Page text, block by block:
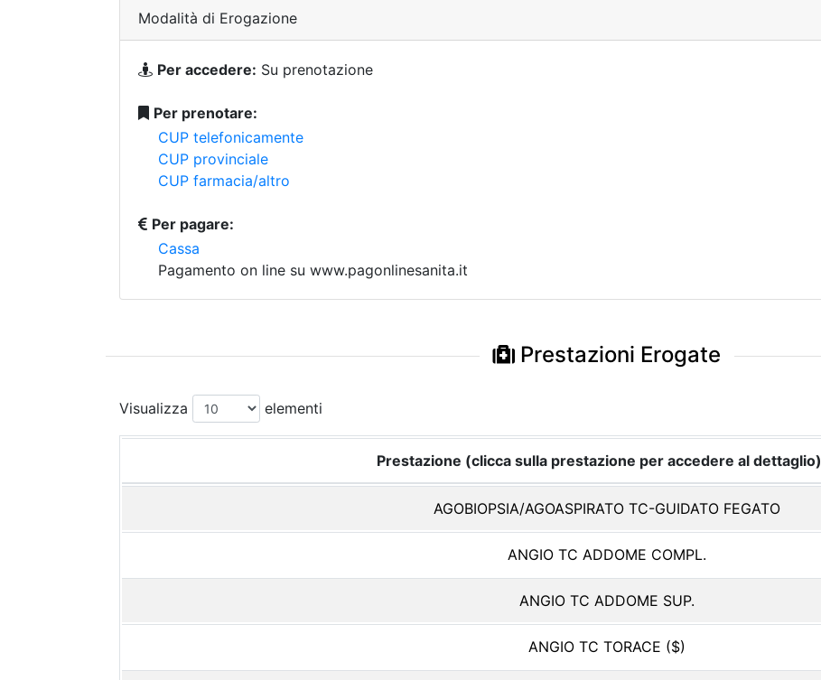
Modalità di Erogazione
Per accedere: Su prenotazione
Per prenotare:
CUP telefonicamente
CUP provinciale
CUP farmacia/altro
Per pagare:
Cassa
Pagamento on line su www.pagonlinesanita.it
Prestazioni Erogate
Visualizza elementi
Prestazione (clicca sulla prestazione per accedere al dettaglio)
AGOBIOPSIA/AGOASPIRATO TC-GUIDATO FEGATO
ANGIO TC ADDOME COMPL.
ANGIO TC ADDOME SUP.
ANGIO TC TORACE ($)